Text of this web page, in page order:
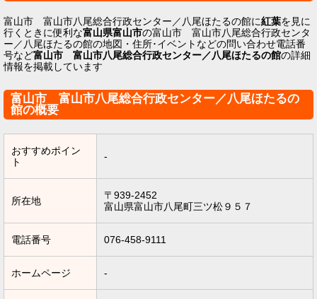
富山市 富山市八尾総合行政センター／八尾ほたるの館に紅葉を見に
行くときに便利な富山県富山市の富山市 富山市八尾総合行政センタ
ー／八尾ほたるの館の地図・住所･イベントなどの問い合わせ電話番
号など富山市 富山市八尾総合行政センター／八尾ほたるの館の詳細
情報を掲載しています
富山市 富山市八尾総合行政センター／八尾ほたるの
館の概要
おすすめポイン
ト
-
所在地
〒939-2452
富山県富山市八尾町三ツ松９５７
電話番号 076-458-9111
ホームページ -